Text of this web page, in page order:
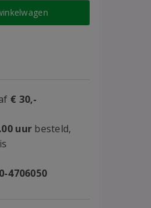
€ 30,-
uur besteld,
4706050